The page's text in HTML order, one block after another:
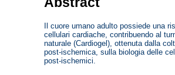
Il cuore umano adulto possiede una
cellulari cardiache, contribuendo al
naturale (Cardiogel), ottenuta dalla
post-ischemica, sulla biologia delle
post-ischemici.